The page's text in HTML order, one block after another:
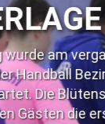
das
West gegen
auf